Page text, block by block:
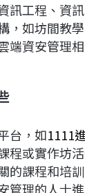
訊工程、資
，如坊間教
端資安管理
台，如1111
程或實作坊
的課程和培
管理的人士